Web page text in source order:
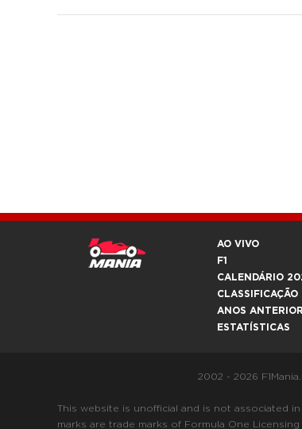
AO VIVO
F1
CALENDÁRIO
ANOS
ESTATÍSTICAS
2002 - 2026
This website is unofficial and is not associated in
marks are trade marks of Formula One Licensing